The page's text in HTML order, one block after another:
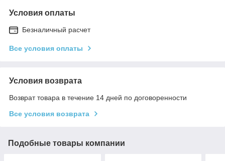
Условия оплаты
Безналичный расчет
Все условия оплаты
Условия возврата
Возврат товара в течение 14 дней по договоренности
Все условия возврата
Подобные товары компании